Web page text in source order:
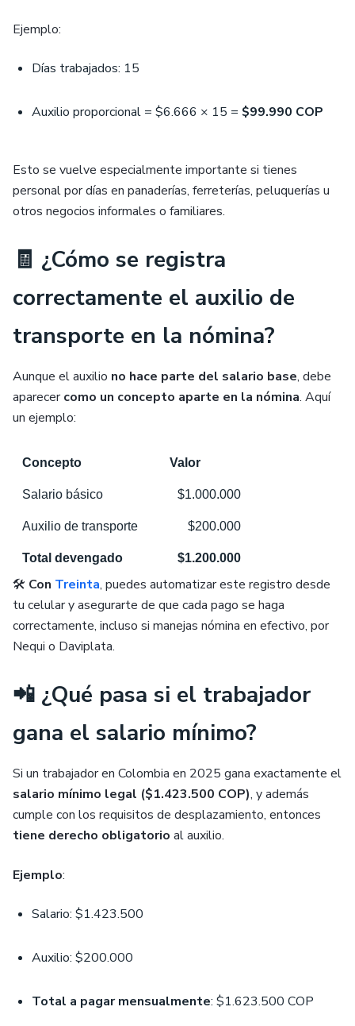
Ejemplo:
Días trabajados: 15
Auxilio proporcional = $6.666 × 15 = $99.990 COP
Esto se vuelve especialmente importante si tienes
personal por días en panaderías, ferreterías, peluquerías u
otros negocios informales o familiares.
🧾 ¿Cómo se registra
correctamente el auxilio de
transporte en la nómina?
Aunque el auxilio no hace parte del salario base, debe
aparecercomo un concepto aparte en la nómina. Aquí
un ejemplo:
Concepto Valor
Salario básico $1.000.000
Auxilio de transporte $200.000
Total devengado $1.200.000
🛠️ Con Treinta, puedes automatizar este registro desde
tu celular y asegurarte de que cada pago se haga
correctamente, incluso si manejas nómina en efectivo, por
Nequi o Daviplata.
📲 ¿Qué pasa si el trabajador
gana el salario mínimo?
Si un trabajador en Colombia en 2025 gana exactamente el
salario mínimo legal ($1.423.500 COP), y además
cumple con los requisitos de desplazamiento, entonces
tiene derecho obligatorio al auxilio.
Ejemplo:
Salario: $1.423.500
Auxilio: $200.000
Total a pagar mensualmente: $1.623.500 COP